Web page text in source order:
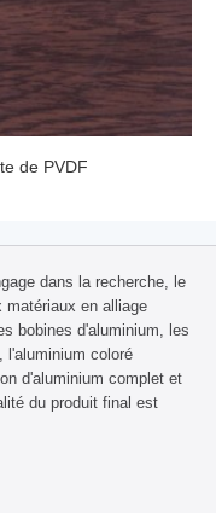
de PVDF
dans la recherche, le
matériaux en alliage
bobines d'aluminium, les
l'aluminium coloré
d'aluminium complet et
du produit final est